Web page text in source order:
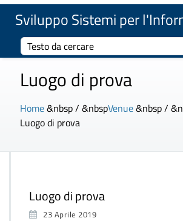
Sviluppo Sistemi per
Luogo di prova
Home&nbsp / &nbspVenue&nbsp /
Luogo di prova
Luogo di prova
23 Aprile 2019